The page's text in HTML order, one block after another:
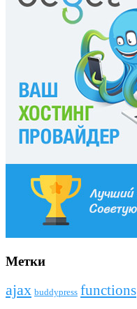
Метки
ajax buddypress funсtions